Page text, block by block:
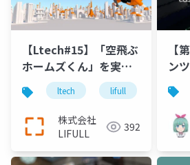
【Ltech#15】「空飛ぶ
ホームズくん」を実現
するVR技術
ltech lifull
株式会社
LIFULL
392
【
ン
会